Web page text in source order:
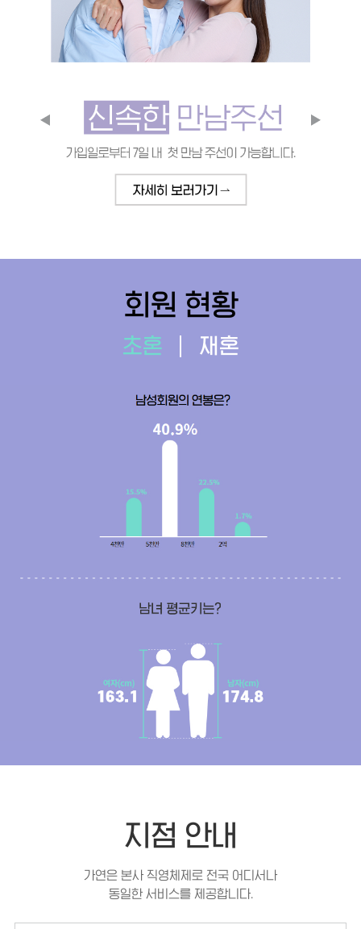
회원 현황
초혼 재혼
지점 안내
가연은 본사 직영체제로 전국 어디서나
동일한 서비스를 제공합니다.